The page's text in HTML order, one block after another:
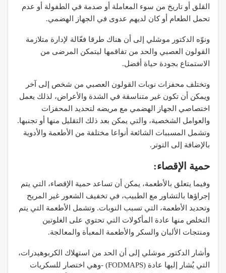
القلق أو تاريخ من سوء المعاملة أو صدمة ‫في الطفولة أو عدم
تحمل الطعام أو كان لديهم عدوى في الجهاز الهضمي.
‫ونوّه الدكتور موشلي إلى أن هناك طرقا فعّالة لإدارة متلازمة
القولون ‫العصبي والحد من تفاقمها ليتمكن المرضى من
الاستمتاع بجودة حياة أفضل.
‫وتختلف محفزات نوبات القولون العصبي من شخص إلى آخر
ويمكن أن تكون غير ‫متناسقة في الشدة والأعراض، لذلك يعمل
اختصاصي الجهاز الهضمي مع مريضه ‫لتحديد المحفزات
والعوامل الشخصية، والتي يمكن بعد ذلك التقليل منها أو ‫تجنبها.
وتشمل المسببات الشائعة أنواعا مختلفة من الأطعمة والأدوية
‫بالإضافة إلى التوتر.
‫حمية الإقصاء:
‫وفيما يتعلق بالأطعمة، يمكن أن تساعد حمية الإقصاء، التي يتم
إجراؤها ‫بالتشاور مع الطبيب، في تخفيف الشعور غير المريح
وتحديد الأطعمة، التي ‫تسبب النوبات. وتشمل الأطعمة التي يتم
التخلص منها عادة المأكولات ‫التي تحتوي على الغلوتين
ومنتجات الألبان والسكر والأطعمة المعبأة ‫والمعالجة.
‫وأشار الدكتور موشلي إلى أن الحد من استهلاك الكربوهيدرات،
التي يُشار ‫إليها عادة (FODMAPS) -وهي اختصار للسكريات